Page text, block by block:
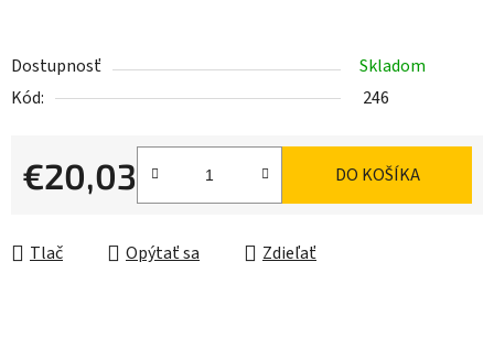
Dostupnosť
Skladom
Kód:
246
€20,03
Jednotková cena:
DO KOŠÍKA
Tlač Opýtať sa Zdieľať